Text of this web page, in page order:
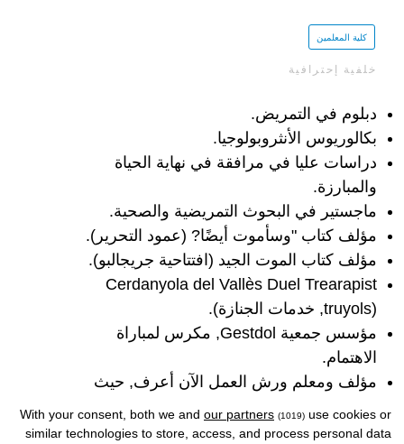
كلية المعلمين
خلفية إحترافية
دبلوم في التمريض.
بكالوريوس الأنثروبولوجيا.
دراسات عليا في مرافقة في نهاية الحياة
والمبارزة.
ماجستير في البحوث التمريضية والصحية.
مؤلف كتاب "وسأموت أيضًا? (عمود التحرير).
مؤلف كتاب الموت الجيد (افتتاحية جريجالبو).
Cerdanyola del Vallès Duel Trearapist
(truyols, خدمات الجنازة).
مؤسس جمعية Gestdol, مكرس لمباراة
الاهتمام.
مؤلف ومعلم ورش العمل الآن أعرف, حيث
أكثر من 34.000 لقد تعلم الأطفال والشباب
الرعاية في المحن, المبارزة والموت, اكتشاف
With your consent, both we and our partners (1019) use cookies or
similar technologies to store, access, and process personal data